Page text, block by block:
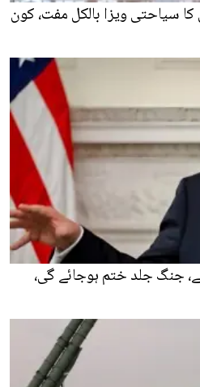
بڑا سرپرائز: 14 دن کا سیاحتی ویزا بالکل مفت، کون
جنگ جلد ختم ہوجائے گی،